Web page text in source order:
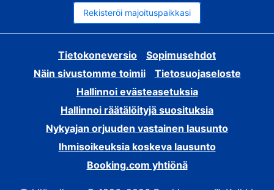
Rekisteröi majoituspaikkasi
Tietokoneversio
Sopimusehdot
Näin sivustomme toimii
Tietosuojaseloste
Hallinnoi evästeasetuksia
Hallinnoi räätälöityjä suosituksia
Nykyajan orjuuden vastainen lausunto
Ihmisoikeuksia koskeva lausunto
Booking.com yhtiönä